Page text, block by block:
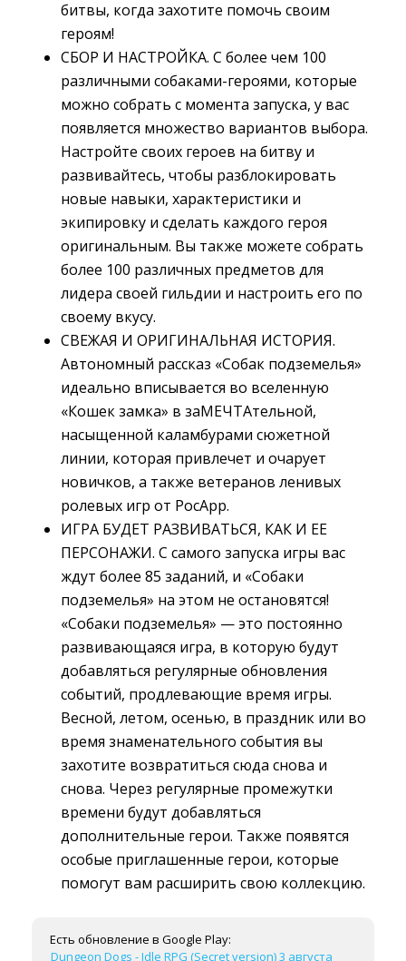
битвы, когда захотите помочь своим
героям!
СБОР И НАСТРОЙКА. С более чем 100
различными собаками-героями, которые
можно собрать с момента запуска, у вас
появляется множество вариантов выбора.
Настройте своих героев на битву и
развивайтесь, чтобы разблокировать
новые навыки, характеристики и
экипировку и сделать каждого героя
оригинальным. Вы также можете собрать
более 100 различных предметов для
лидера своей гильдии и настроить его по
своему вкусу.
СВЕЖАЯ И ОРИГИНАЛЬНАЯ ИСТОРИЯ.
Автономный рассказ «Собак подземелья»
идеально вписывается во вселенную
«Кошек замка» в заМЕЧТАтельной,
насыщенной каламбурами сюжетной
линии, которая привлечет и очарует
новичков, а также ветеранов ленивых
ролевых игр от PocApp.
ИГРА БУДЕТ РАЗВИВАТЬСЯ, КАК И ЕЕ
ПЕРСОНАЖИ. С самого запуска игры вас
ждут более 85 заданий, и «Собаки
подземелья» на этом не остановятся!
«Собаки подземелья» — это постоянно
развивающаяся игра, в которую будут
добавляться регулярные обновления
событий, продлевающие время игры.
Весной, летом, осенью, в праздник или во
время знаменательного события вы
захотите возвратиться сюда снова и
снова. Через регулярные промежутки
времени будут добавляться
дополнительные герои. Также появятся
особые приглашенные герои, которые
помогут вам расширить свою коллекцию.
Есть обновление в Google Play:
Dungeon Dogs - Idle RPG (Secret version) 3 августа